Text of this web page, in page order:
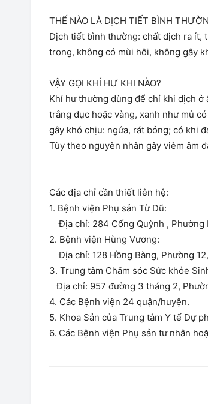
THẾ NÀO LÀ DỊCH TIẾT BÌNH
Dịch tiết bình thường: chất dịch ra ít,
trong, không có mùi hôi, không gây
VẬY GỌI KHÍ HƯ KHI NÀO?
Khí hư thường dùng để chỉ khi dịch
trắng đục hoặc vàng, xanh như mủ
gây khó chịu: ngứa, rát bỏng; có khi
Tùy theo nguyên nhân gây viêm âm
Các địa chỉ cần thiết liên hệ:
1. Bệnh viện Phụ sản Từ Dũ:
Địa chỉ: 284 Cống Quỳnh , Phường
2. Bệnh viện Hùng Vương:
Địa chỉ: 128 Hồng Bàng, Phường
3. Trung tâm Chăm sóc Sức khỏe
Địa chỉ: 957 đường 3 tháng 2,
4. Các Bệnh viện 24 quận/huyện.
5. Khoa Sản của Trung tâm Y tế Dự
6. Các Bệnh viện Phụ sản tư nhân